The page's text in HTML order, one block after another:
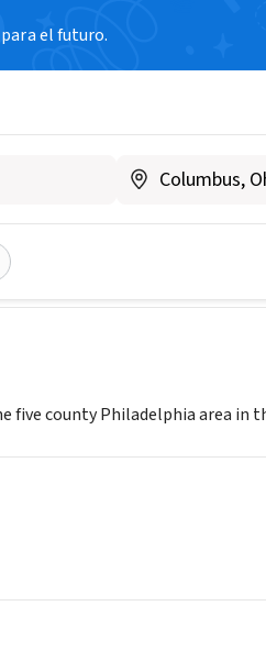
el futuro.
five county Philadelphia area